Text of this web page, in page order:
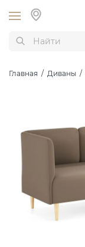
Главная / Диваны /